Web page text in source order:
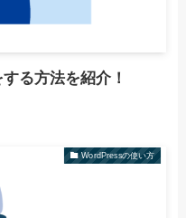
る方法を紹介！
WordPressの使い方